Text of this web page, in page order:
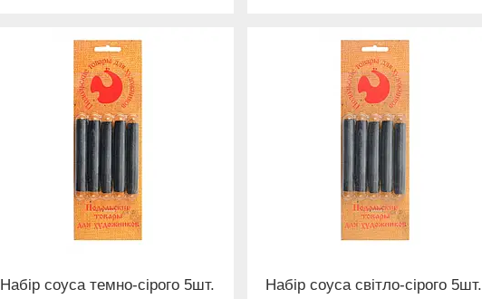
Набір соуса темно-сірого 5шт. Набір соуса світло-сірого 5шт.